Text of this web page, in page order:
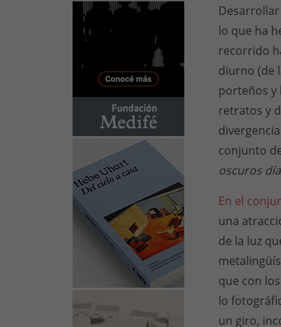
lo que ha
recorrido
diurno (de
porteños y
retratos y
conjunto
oscuros
En el
una
de la luz
que con
lo
un giro,